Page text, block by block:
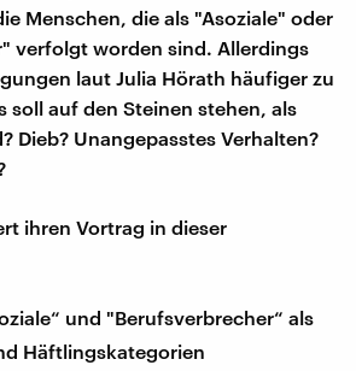
Menschen, die als "Asoziale" oder
verfolgt worden sind. Allerdings
laut Julia Hörath häufiger zu
soll auf den Steinen stehen, als
Dieb? Unangepasstes Verhalten?
ihren Vortrag in dieser
und "Berufsverbrecher“ als
Häftlingskategorien